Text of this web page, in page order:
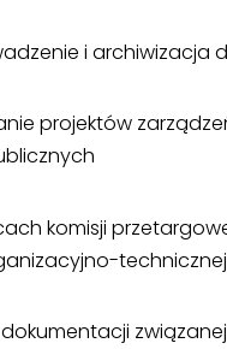
i archiwizacja
projektów
komisji
technicznej